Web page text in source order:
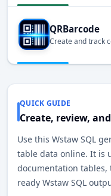
QRBarcode
Create and track
QUICK GUIDE
Create, review,
Use this Wstaw SQL
table data online. It is
documentation tables,
ready Wstaw SQL